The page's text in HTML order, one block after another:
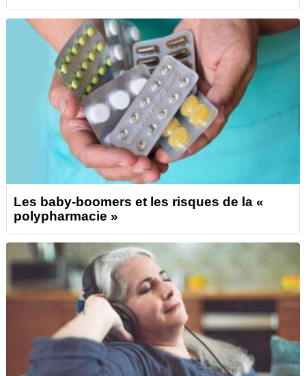
Les baby-boomers et les risques de la «
polypharmacie »